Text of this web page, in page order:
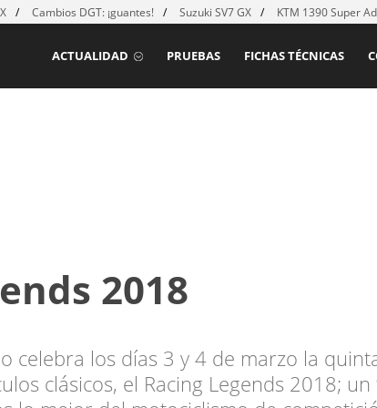
Cambios DGT: ¡guantes! Suzuki SV7 GX KTM 1390 Super
FICHAS TÉCNICAS
PRUEBAS
ACTUALIDAD
2018
celebra los días 3 y 4 de marzo la
clásicos, el Racing Legends 2018;